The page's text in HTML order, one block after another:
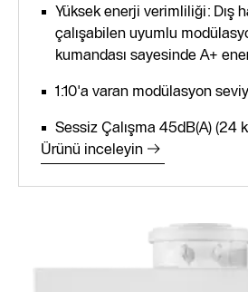
Yüksek enerji verimliliği: Dış
çalışabilen uyumlu
kumandası sayesinde A+
1:10'a varan modülasyon
Sessiz Çalışma 45dB(A) (24
Ürünü inceleyin